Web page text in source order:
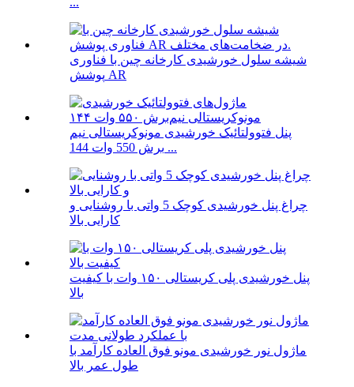
شیشه سلول خورشیدی کارخانه چین با فناوری
پوشش AR
پنل فتوولتائیک خورشیدی مونوکریستالی نیم
برش 550 وات 144 ...
چراغ پنل خورشیدی کوچک 5 واتی با روشنایی و
کارایی بالا
پنل خورشیدی پلی کریستالی ۱۵۰ وات با کیفیت
بالا
ماژول نور خورشیدی مونو فوق العاده کارآمد با
طول عمر بالا